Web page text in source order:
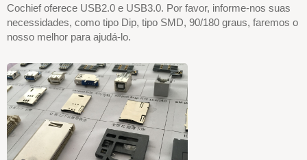
Cochief oferece USB2.0 e USB3.0. Por favor, informe-nos suas
necessidades, como tipo Dip, tipo SMD, 90/180 graus, faremos o
nosso melhor para ajudá-lo.